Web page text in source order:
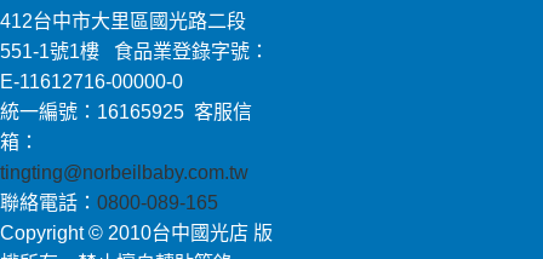
412台中市大里區國光路二段
551-1號1樓 食品業登錄字號：
E-11612716-00000-0
統一編號：16165925 客服信
箱：
tingting@norbeilbaby.com.tw
聯絡電話： 0800-089-165
Copyright © 2010台中國光店 版